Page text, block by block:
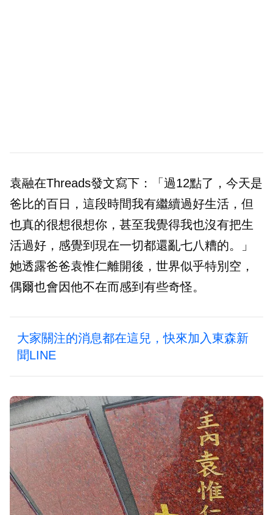
袁融在Threads發文寫下：「過12點了，今天是
爸比的百日，這段時間我有繼續過好生活，但
也真的很想很想你，甚至我覺得我也沒有把生
活過好，感覺到現在一切都還亂七八糟的。」
她透露爸爸袁惟仁離開後，世界似乎特別空，
偶爾也會因他不在而感到有些奇怪。
大家關注的消息都在這兒，快來加入東森新
聞LINE